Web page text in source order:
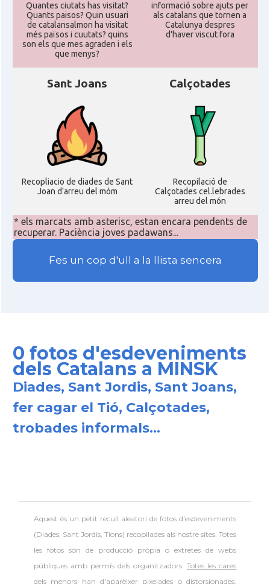
Quantes ciutats has visitat?
Quants paisos? Quin usuari
de catalansalmon ha visitat
més països i cuutats? quins
son els que mes agraden i els
que menys?
informació sobre ajuts per
als catalans que tornen a
Catalunya despres
d'haver viscut fora
Sant Joans
Recopliacio de diades de Sant
Joan d'arreu del móm
Calçotades
Recopilació de
Calçotades cel.lebrades
arreu del món
* els marcats amb asterisc, estan encara pendents de
recuperar. Paciència joves padawans...
Fes un cop d'ull a la llista sencera
0 fotos d'esdeveniments
dels Catalans a MINSK
Diades, Sant Jordis, Sant Joans,
fer cagar el Tió, Calçotades,
trobades informals...
Aquest és un petit recull aleatori defotos d'esdeveniments
(Diades, Sant Jordis, Tions) recopilades als nostre sites. Totes
les fotos són de producció pròpia o extretes de webs
públiques amb permís dels organitzadors.Totes les cares
dels menors han d'aparèixer pixelades o distorsionades,